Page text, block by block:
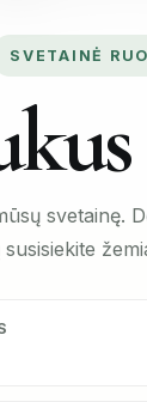
SVETAINĖ
svetainę.